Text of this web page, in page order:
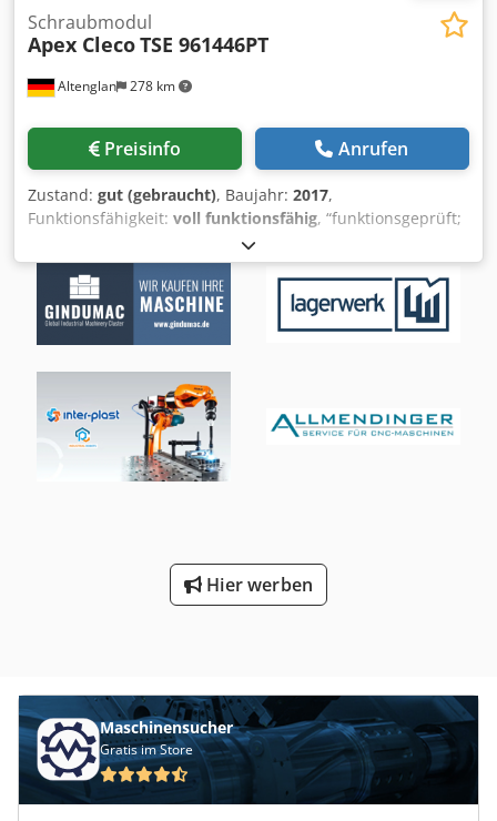
Altenglan 278 km
Schraubmodul
Apex ClecoTSE 961446PT
Preisinfo Anrufen
Zustand: gut (gebraucht), Baujahr: 2017,
Funktionsfähigkeit: voll funktionsfähig, “funktionsgeprüft;
Artikel stammt aus Anlagenrückbau eines
Automobilzulieferes” Credpfxjyq R T Ue Ag Aef Hersteller:
Cleco / Apex Tool Group Typ: TSE 961446PT Spannung: 380
V DC Strom: 2–10 A DC Betriebstemperatur: –20 bis +70 °C
Luftfeuchtigkeit: 0–90 % ohne Kondensation Die
Hier werben
Maschinensucher
Gratis im Store